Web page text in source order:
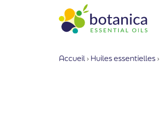
Accueil › Huiles essentielles ›